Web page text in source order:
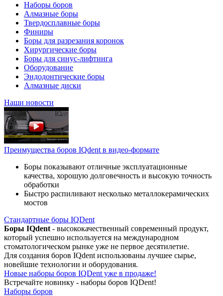
Наборы боров
Алмазные боры
Твердосплавные боры
Финиры
Боры для разрезания коронок
Хирургические боры
Боры для синус-лифтинга
Оборудование
Эндодонтические боры
Алмазные диски
Наши новости
Преимущества боров IQdent в видео-формате
Боры показывают отличные эксплуатационные
качества, хорошую долговечность и высокую точность
обработки
Быстро распиливают несколько металлокерамических
мостов
Стандартные боры IQDent
Боры IQdent - высококачественный современный продукт,
который успешно используется на международном
стоматологическом рынке уже не первое десятилетие.
Для создания боров IQdent использованы лучшее сырье,
новейшие технологии и оборудования.
Новые наборы боров IQDent уже в продаже!
Встречайте новинку - наборы боров IQDent!
Наборы боров